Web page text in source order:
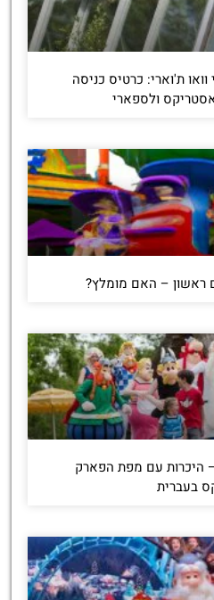
ת'וארי: כרטיס כניסה
ולספארי
ראשון – האם מומלץ?
עם מפת הפארק
בעברית